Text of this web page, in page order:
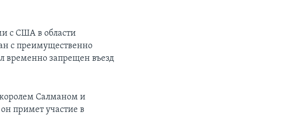
с США в области
с преимущественно
временно запрещен въезд
королем Салманом и
примет участие в